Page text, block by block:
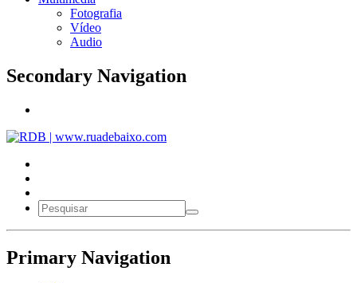
Fotografia
Vídeo
Audio
Secondary Navigation
Primary Navigation